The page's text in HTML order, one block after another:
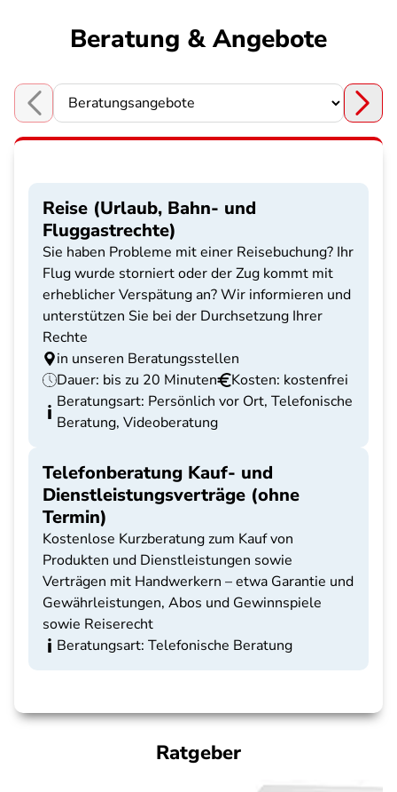
Beratung & Angebote
Choose a section
Reise (Urlaub, Bahn- und
Fluggastrechte)
Sie haben Probleme mit einer Reisebuchung? Ihr
Flug wurde storniert oder der Zug kommt mit
erheblicher Verspätung an? Wir informieren und
unterstützen Sie bei der Durchsetzung Ihrer
Rechte
in unseren Beratungsstellen
Dauer: bis zu 20 Minuten
Kosten: kostenfrei
Beratungsart: Persönlich vor Ort, Telefonische
Beratung, Videoberatung
Telefonberatung Kauf- und
Dienstleistungsverträge (ohne
Termin)
Kostenlose Kurzberatung zum Kauf von
Produkten und Dienstleistungen sowie
Verträgen mit Handwerkern – etwa Garantie und
Gewährleistungen, Abos und Gewinnspiele
sowie Reiserecht
Beratungsart: Telefonische Beratung
Ratgeber